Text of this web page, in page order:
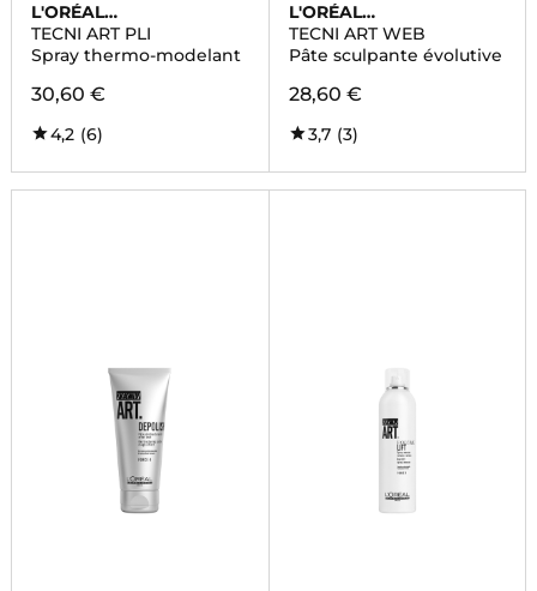
L'ORÉAL
PROFESSIONNEL
TECNI ART PLI
Spray thermo-modelant
30,60 €
4,2 (6)
L'ORÉAL
PROFESSIONNEL
TECNI ART WEB
Pâte sculpante évolutive
28,60 €
3,7 (3)